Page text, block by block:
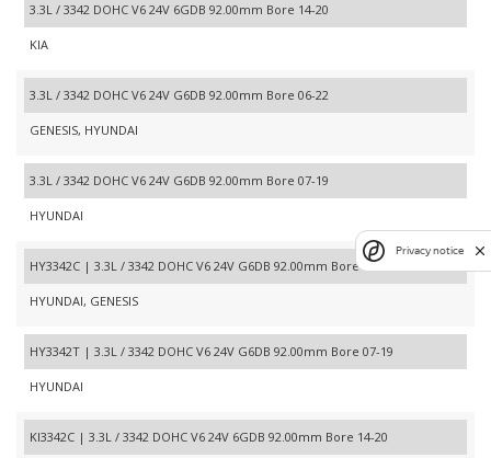
3.3L / 3342 DOHC V6 24V 6GDB 92.00mm Bore 14-20
KIA
3.3L / 3342 DOHC V6 24V G6DB 92.00mm Bore 06-22
GENESIS, HYUNDAI
3.3L / 3342 DOHC V6 24V G6DB 92.00mm Bore 07-19
HYUNDAI
HY3342C | 3.3L / 3342 DOHC V6 24V G6DB 92.00mm Bore 06-22
HYUNDAI, GENESIS
HY3342T | 3.3L / 3342 DOHC V6 24V G6DB 92.00mm Bore 07-19
HYUNDAI
KI3342C | 3.3L / 3342 DOHC V6 24V 6GDB 92.00mm Bore 14-20
Privacy notice